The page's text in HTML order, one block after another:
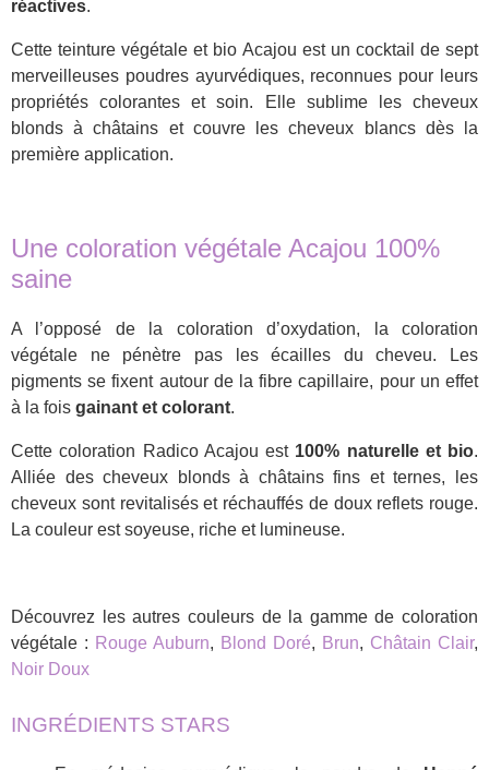
réactives.
Cette teinture végétale et bio Acajou est un cocktail de sept
merveilleuses poudres ayurvédiques, reconnues pour leurs
propriétés colorantes et soin. Elle sublime les cheveux
blonds à châtains et couvre les cheveux blancs dès la
première application.
Une coloration végétale Acajou 100%
saine
A l’opposé de la coloration d’oxydation, la coloration
végétale ne pénètre pas les écailles du cheveu. Les
pigments se fixent autour de la fibre capillaire, pour un effet
à la fois gainant et colorant.
Cette coloration Radico Acajou est 100% naturelle et bio.
Alliée des cheveux blonds à châtains fins et ternes, les
cheveux sont revitalisés et réchauffés de doux reflets rouge.
La couleur est soyeuse, riche et lumineuse.
Découvrez les autres couleurs de la gamme de coloration
végétale : Rouge Auburn, Blond Doré, Brun, Châtain Clair,
Noir Doux
INGRÉDIENTS STARS